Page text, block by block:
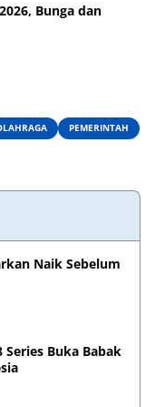
Bunga dan
PEMERINTAH
Naik Sebelum
Series Buka Babak